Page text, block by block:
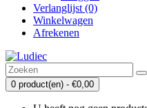
Verlanglijst (0)
Winkelwagen
Afrekenen
0 product(en) - €0,00